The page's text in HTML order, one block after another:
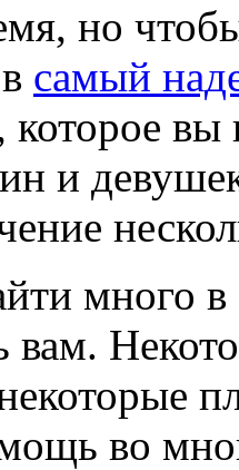
но
самый
вы
и
много
вам.
во